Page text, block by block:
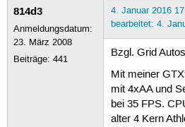
814d3
Anmeldungsdatum:
23. März 2008
Beiträge:441
4. Januar 2016
bearbeitet: 4.
Bzgl. Grid
Mit meiner
mit 4xAA und
bei 35 FPS.
alter 4 Kern